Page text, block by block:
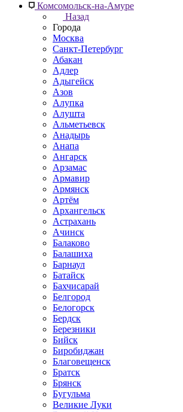
Комсомольск-на-Амуре
Назад
Города
Москва
Санкт-Петербург
Абакан
Адлер
Адыгейск
Азов
Алупка
Алушта
Альметьевск
Анадырь
Анапа
Ангарск
Арзамас
Армавир
Армянск
Артём
Архангельск
Астрахань
Ачинск
Балаково
Балашиха
Барнаул
Батайск
Бахчисарай
Белгород
Белогорск
Бердск
Березники
Бийск
Биробиджан
Благовещенск
Братск
Брянск
Бугульма
Великие Луки